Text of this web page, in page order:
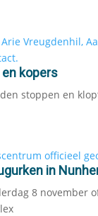
kopers
stoppen en
in
8